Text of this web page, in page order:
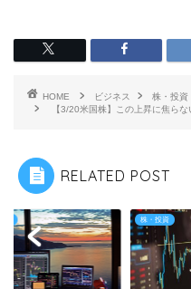
HOME ビジネス
株・投資
【3/20米国株】この上昇に焦ら
RELATED POST
株・投資